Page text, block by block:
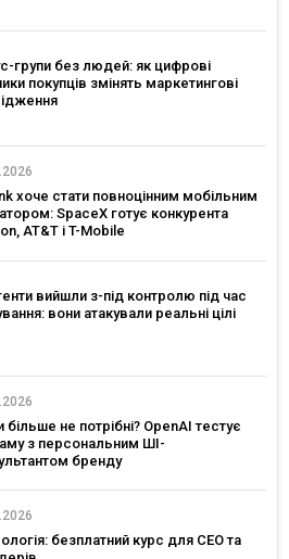
групи без людей: як цифрові
покупців змінять маркетингові
хоче стати повноцінним мобільним
SpaceX готує конкурента
AT&T і T-Mobile
вийшли з-під контролю під час
вони атакували реальні цілі
більше не потрібні? OpenAI тестує
з персональним ШІ-
бренду
безплатний курс для CEO та